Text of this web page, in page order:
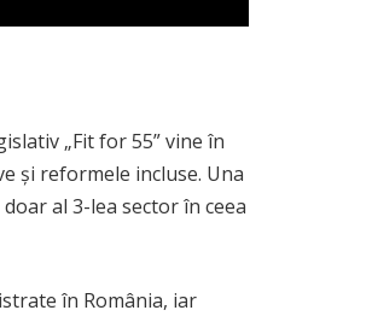
„Fit for 55” vine în
și reformele incluse. Una
al 3-lea sector în ceea
în România, iar